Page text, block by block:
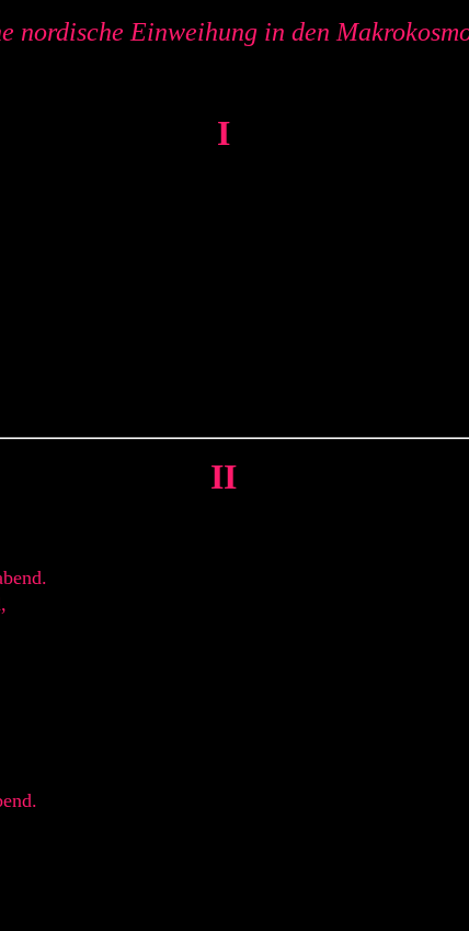
nordische Einweihung in den
I
II